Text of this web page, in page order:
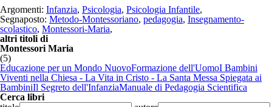
Argomenti: Infanzia, Psicologia, Psicologia Infantile,
Segnaposto: Metodo-Montessoriano, pedagogia, Insegnamento-
scolastico, Montessori-Maria,
altri titoli di
Montessori Maria
(5)
Educazione per un Mondo NuovoFormazione dell'UomoI Bambini
Viventi nella Chiesa - La Vita in Cristo - La Santa Messa Spiegata ai
BambiniIl Segreto dell'InfanziaManuale di Pedagogia Scientifica
Cerca libri